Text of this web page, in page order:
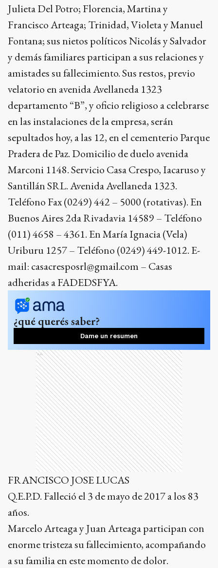
Julieta Del Potro; Florencia, Martina y
Francisco Arteaga; Trinidad, Violeta y Manuel
Fontana; sus nietos políticos Nicolás y Salvador
y demás familiares participan a sus relaciones y
amistades su fallecimiento. Sus restos, previo
velatorio en avenida Avellaneda 1323
departamento “B”, y oficio religioso a celebrarse
en las instalaciones de la empresa, serán
sepultados hoy, a las 12, en el cementerio Parque
Pradera de Paz. Domicilio de duelo avenida
Marconi 1148. Servicio Casa Crespo, Iacaruso y
Santillán SRL. Avenida Avellaneda 1323.
Teléfono Fax (0249) 442 – 5000 (rotativas). En
Buenos Aires 2da Rivadavia 14589 – Teléfono
(011) 4658 – 4361. En María Ignacia (Vela)
Uriburu 1257 – Teléfono (0249) 449-1012. E-
mail: casacresposrl@gmail.com – Casas
adheridas a FADEDSFYA.
¿qué querés saber?
Dame un resumen
Ads
FRANCISCO JOSE LUCAS
Q.E.P.D. Falleció el 3 de mayo de 2017 a los 83
años.
Marcelo Arteaga y Juan Arteaga participan con
enorme tristeza su fallecimiento, acompañando
a su familia en este momento de dolor.